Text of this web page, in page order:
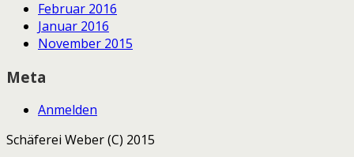
Februar 2016
Januar 2016
November 2015
Meta
Anmelden
Schäferei Weber (C) 2015